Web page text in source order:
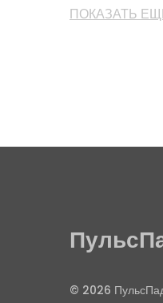
ПОКАЗАТЬ
© 2026